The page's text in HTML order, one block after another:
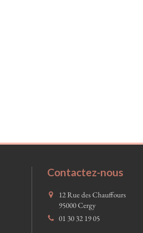
Contactez-nous
12 Rue des Chauffours
95000Cergy
01 30 32 19 05